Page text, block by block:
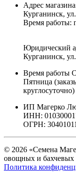
Адрес
Курганинск,
Время работы:
Юридический
Курганинск,
Время работы
Пятница
круглосуточно)
ИП Магерко
ИНН:
ОГРН:
© 2026 «Семена
овощных и бахчевых
Политика